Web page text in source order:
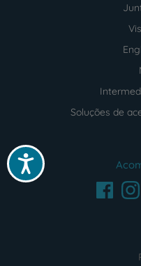
Acessibilidade
Soluções de
Facebook